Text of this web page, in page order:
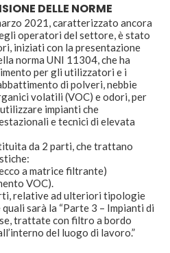
DELLE NORME
2021, caratterizzato ancora
operatori del settore, è stato
iniziati con la presentazione
norma UNI 11304, che ha
per gli utilizzatori e i
di polveri, nebbie
volatili (VOC) e odori, per
impianti che
e tecnici di elevata
da 2 parti, che trattano
a matrice filtrante)
VOC).
relative ad ulteriori tipologie
sarà la “Parte 3 – Impianti di
trattate con filtro a bordo
del luogo di lavoro.”